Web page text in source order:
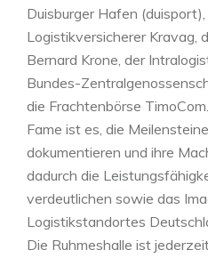
Duisburger Hafen
Logistikversicherer Kravag,
Bernard Krone, der
Bundes-
die Frachtenbörse
Fame ist es, die
dokumentieren und ihre
dadurch die
verdeutlichen sowie das
Logistikstandortes
Die Ruhmeshalle ist